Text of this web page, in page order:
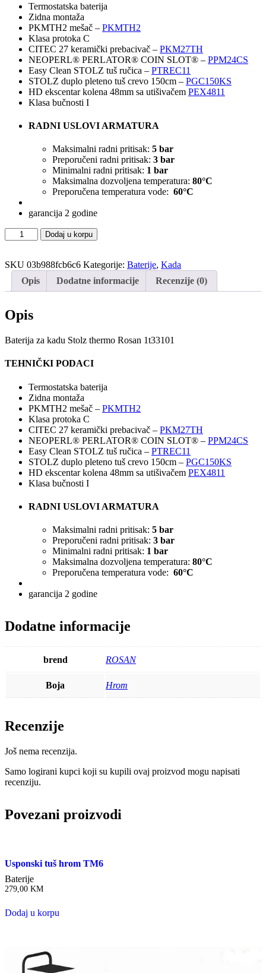
Termostatska baterija
Zidna montaža
PKMTH2 mešač – PKMTH2
Klasa protoka C
CITEC 27 keramički prebacivač – PKM27TH
NEOPERL® PERLATOR® COIN SLOT® – PPM24CS
Easy Clean STOLZ tuš ručica – PTREC11
STOLZ duplo pleteno tuš crevo 150cm – PGC150KS
HD ekscentar kolena 48mm sa utišivačem PEX4811
Klasa bučnosti I
RADNI USLOVI ARMATURA
Maksimalni radni pritisak: 5 bar
Preporučeni radni pritisak: 3 bar
Minimalni radni pritisak: 1 bar
Maksimalna dozvoljena temperatura: 80°C
Preporučena temperatura vode: 60°C
garancija 2 godine
Baterija
za
Stolz
thermo
Rosan
Dodaj u korpu
SKU 03b988fcb6c6 Kategorije: Baterije, Kada
Opis
Dodatne informacije Recenzije (0)
Opis
Baterija za kadu Stolz thermo Rosan 1t33101
TEHNIČKI PODACI
Termostatska baterija
Zidna montaža
PKMTH2 mešač – PKMTH2
Klasa protoka C
CITEC 27 keramički prebacivač – PKM27TH
NEOPERL® PERLATOR® COIN SLOT® – PPM24CS
Easy Clean STOLZ tuš ručica – PTREC11
STOLZ duplo pleteno tuš crevo 150cm – PGC150KS
HD ekscentar kolena 48mm sa utišivačem PEX4811
Klasa bučnosti I
RADNI USLOVI ARMATURA
Maksimalni radni pritisak: 5 bar
Preporučeni radni pritisak: 3 bar
Minimalni radni pritisak: 1 bar
Maksimalna dozvoljena temperatura: 80°C
Preporučena temperatura vode: 60°C
garancija 2 godine
Dodatne informacije
brend ROSAN
Boja Hrom
Recenzije
Još nema recenzija.
Samo logirani kupci koji su kupili ovaj proizvod mogu napisati
recenziju.
Povezani proizvodi
Usponski tuš hrom TM6
Baterije
279,00 KM
Dodaj u korpu